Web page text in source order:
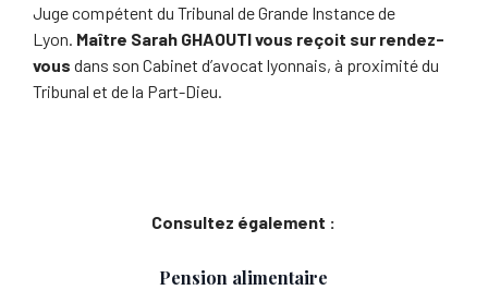
Juge compétent du Tribunal de Grande Instance de
Lyon. Maître Sarah GHAOUTI vous reçoit sur rendez-
vous dans son Cabinet d’avocat lyonnais, à proximité du
Tribunal et de la Part-Dieu.
Consultez également :
Pension alimentaire